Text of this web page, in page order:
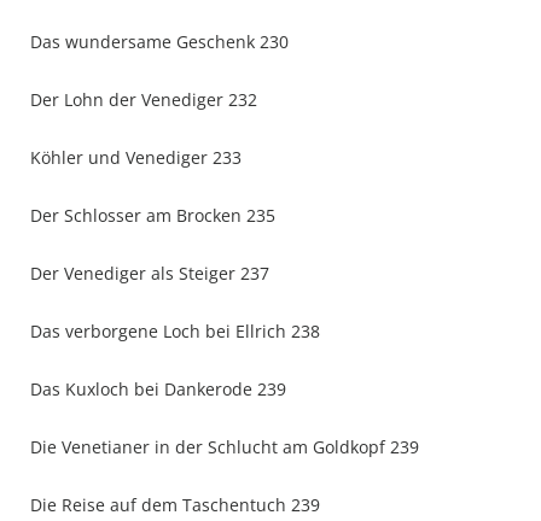
Das wundersame Geschenk 230
Der Lohn der Venediger 232
Köhler und Venediger 233
Der Schlosser am Brocken 235
Der Venediger als Steiger 237
Das verborgene Loch bei Ellrich 238
Das Kuxloch bei Dankerode 239
Die Venetianer in der Schlucht am Goldkopf 239
Die Reise auf dem Taschentuch 239